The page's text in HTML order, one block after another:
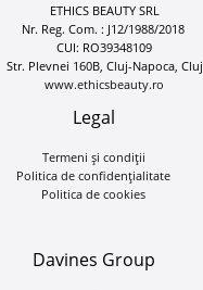
ETHICS BEAUTY SRL
Nr. Reg. Com. : J12/1988/2018
CUI: RO39348109
Str. Plevnei 160B, Cluj-Napoca, Cluj
www.ethicsbeauty.ro
Legal
Termeni și condiții
Politica de confidențialitate
Politica de cookies
Davines Group